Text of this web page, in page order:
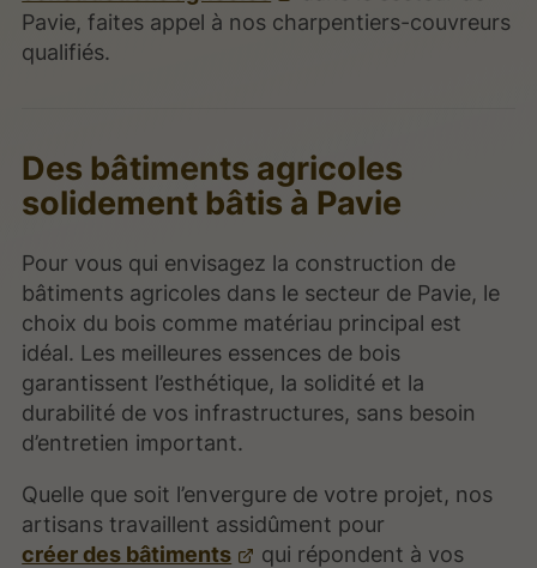
Pavie, faites appel à nos charpentiers-couvreurs
qualifiés.
Des bâtiments agricoles
solidement bâtis à Pavie
Pour vous qui envisagez la construction de
bâtiments agricoles dans le secteur de Pavie, le
choix du bois comme matériau principal est
idéal. Les meilleures essences de bois
garantissent l’esthétique, la solidité et la
durabilité de vos infrastructures, sans besoin
d’entretien important.
Quelle que soit l’envergure de votre projet, nos
artisans travaillent assidûment pour
créer des bâtiments
qui répondent à vos